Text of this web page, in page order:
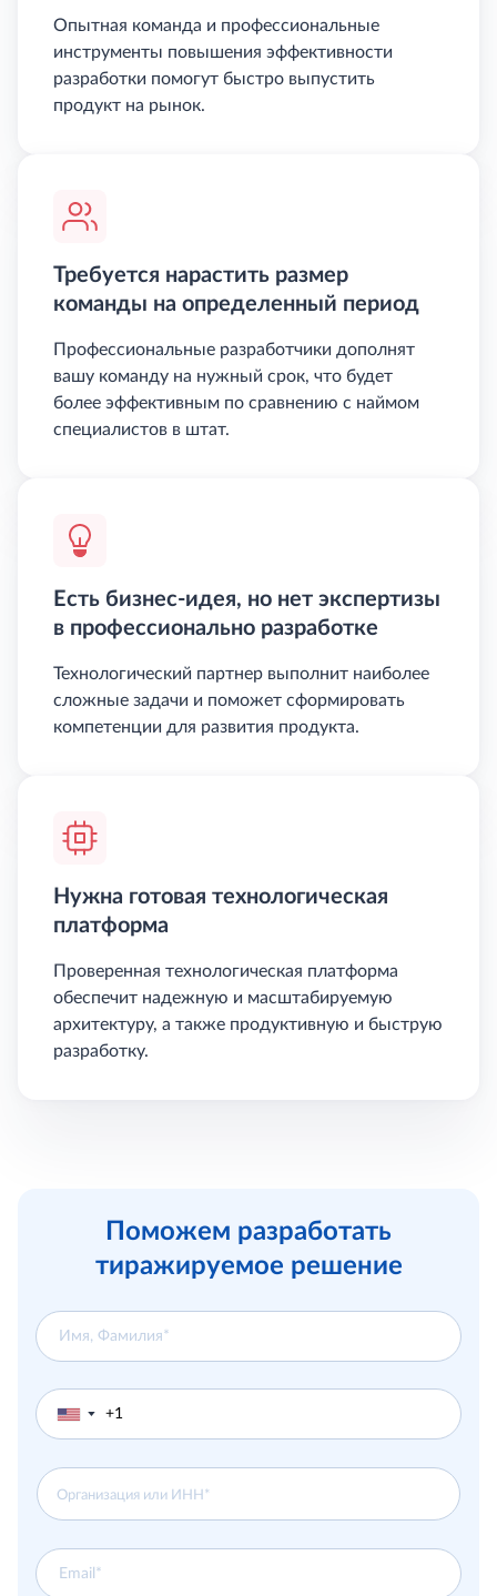
Опытная команда и профессиональные
инструменты повышения эффективности
разработки помогут быстро выпустить
продукт на рынок.
Требуется нарастить размер
команды на определенный период
Профессиональные разработчики дополнят
вашу команду на нужный срок, что будет
более эффективным по сравнению с наймом
специалистов в штат.
Есть бизнес-идея, но нет экспертизы
в профессионально разработке
Технологический партнер выполнит наиболее
сложные задачи и поможет сформировать
компетенции для развития продукта.
Нужна готовая технологическая
платформа
Проверенная технологическая платформа
обеспечит надежную и масштабируемую
архитектуру, а также продуктивную и быструю
разработку.
Поможем разработать
тиражируемое решение
▼